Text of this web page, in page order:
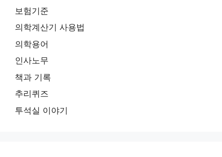
보험기준
의학계산기 사용법
의학용어
인사노무
책과 기록
추리퀴즈
투석실 이야기